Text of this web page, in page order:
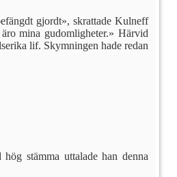
gjordt», skrattade Kulneff
mina gudomligheter.» Härvid
lif. Skymningen hade redan
stämma uttalade han denna